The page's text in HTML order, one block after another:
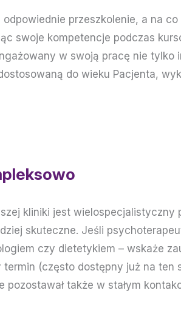
odpowiednie przeszkolenie, a na
swoje kompetencje podczas
w swoją pracę nie
do wieku Pacjenta,
kliniki jest
skuteczne. Jeśli
czy dietetykiem – wskaże
(często dostępny już na ten
pozostawał także w stałym